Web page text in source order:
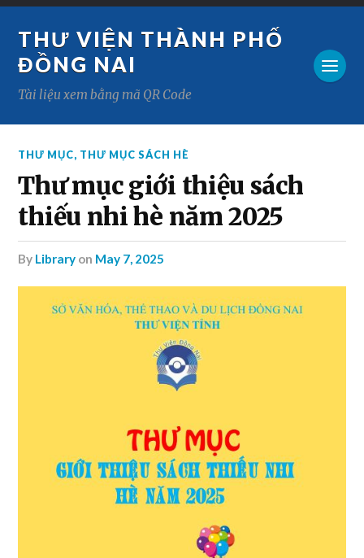
THƯ VIỆN THÀNH PHỐ
ĐỒNG NAI
Tài liệu xem bằng mã QR Code
THƯ MỤC, THƯ MỤC SÁCH HÈ
Thư mục giới thiệu sách
thiếu nhi hè năm 2025
by Library on May 7, 2025